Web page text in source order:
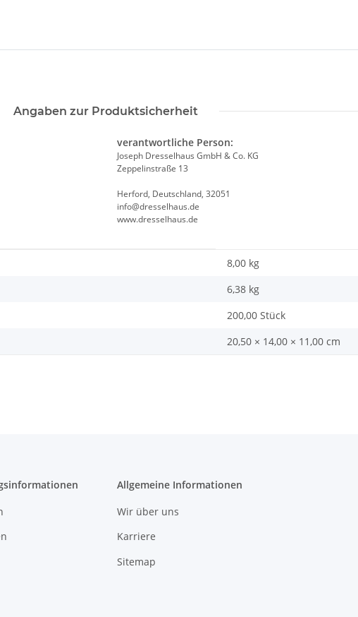
Angaben zur Produktsicherheit
verantwortliche Person:
Joseph Dresselhaus GmbH & Co. KG
Zeppelinstraße 13
Herford, Deutschland, 32051
info@dresselhaus.de
www.dresselhaus.de
8,00 kg
6,38 kg
200,00 Stück
20,50 × 14,00 × 11,00 cm
Allgemeine Informationen
Wir über uns
Karriere
Sitemap